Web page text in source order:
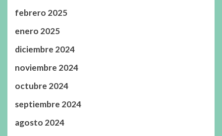
febrero 2025
enero 2025
diciembre 2024
noviembre 2024
octubre 2024
septiembre 2024
agosto 2024